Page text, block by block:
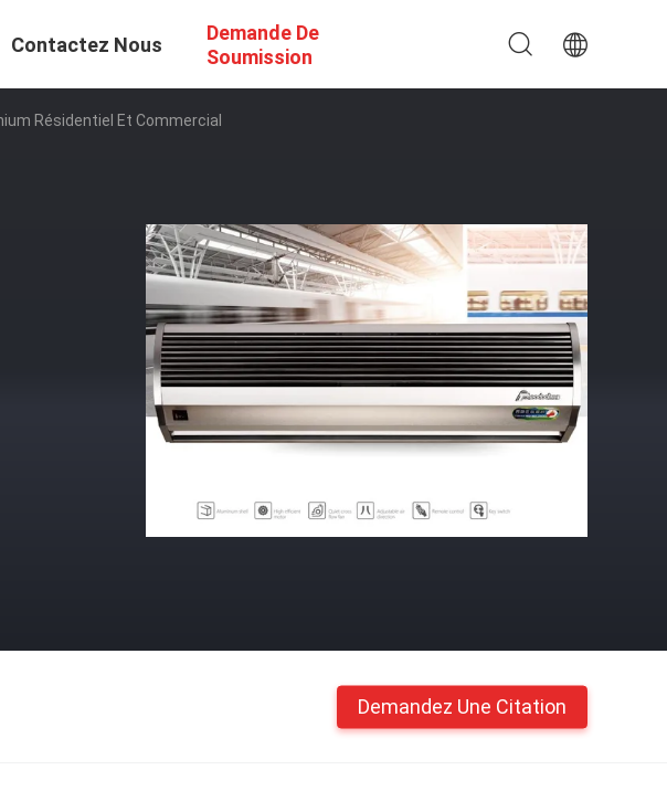
Contactez Nous
Demande De
Soumission
Résidentiel Et Commercial
Demandez Une Citation